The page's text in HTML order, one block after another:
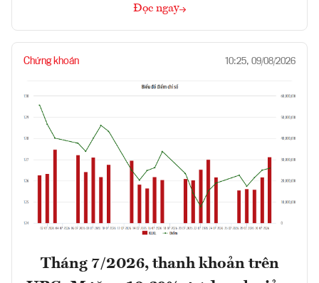
Đọc ngay
Chứng khoán 10:25, 09/08/2026
Tháng 7/2026, thanh khoản trên